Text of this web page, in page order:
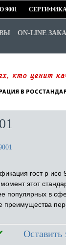
ON-LINE
гост р исо
этот
популярных в
преимущества